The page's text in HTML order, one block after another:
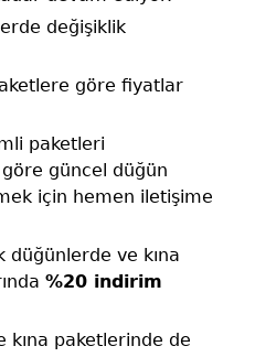
değişiklik
göre fiyatlar
paketleri
göre güncel düğün
için hemen iletişime
düğünlerde ve kına
%20 indirim
kına paketlerinde de